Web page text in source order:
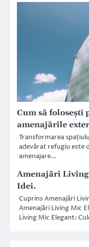
Cum să
amenajările
Transformarea
adevărat refugiu este
amenajare…
Amenajări
Idei.
Cuprins Amenajări
Amenajări Living Mic
Living Mic Elegant: